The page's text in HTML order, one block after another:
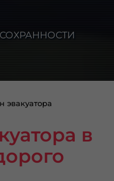
эвакуатора
в